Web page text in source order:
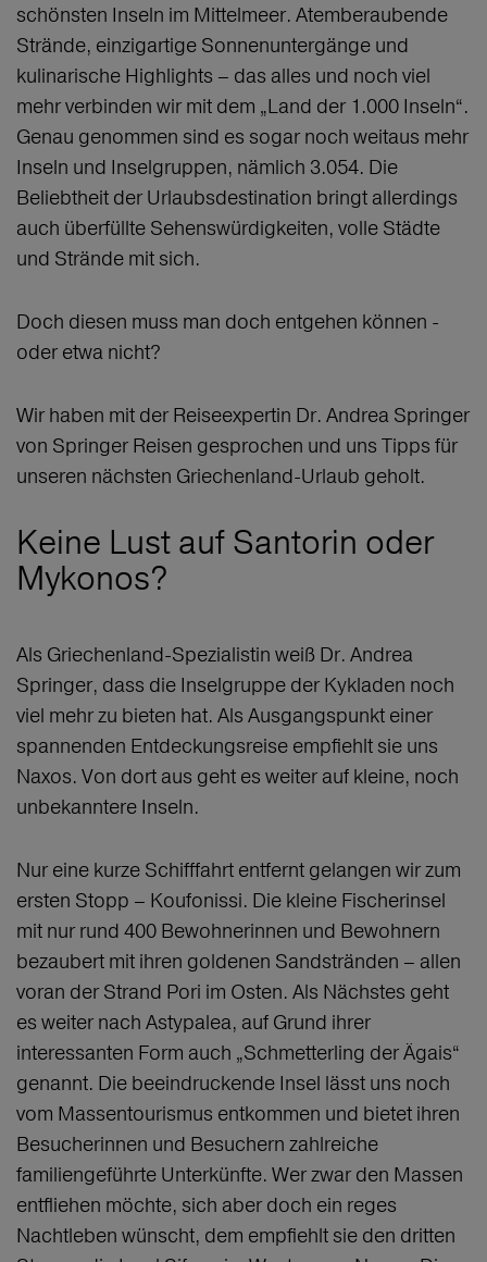
schönsten Inseln im Mittelmeer. Atemberaubende
Strände, einzigartige Sonnenuntergänge und
kulinarische Highlights – das alles und noch viel
mehr verbinden wir mit dem „Land der 1.000 Inseln“.
Genau genommen sind es sogar noch weitaus mehr
Inseln und Inselgruppen, nämlich 3.054. Die
Beliebtheit der Urlaubsdestination bringt allerdings
auch überfüllte Sehenswürdigkeiten, volle Städte
und Strände mit sich.
Doch diesen muss man doch entgehen können -
oder etwa nicht?
Wir haben mit der Reiseexpertin Dr. Andrea Springer
von Springer Reisen gesprochen und uns Tipps für
unseren nächsten Griechenland-Urlaub geholt.
Keine Lust auf Santorin oder
Mykonos?
Als Griechenland-Spezialistin weiß Dr. Andrea
Springer, dass die Inselgruppe der Kykladen noch
viel mehr zu bieten hat. Als Ausgangspunkt einer
spannenden Entdeckungsreise empfiehlt sie uns
Naxos. Von dort aus geht es weiter auf kleine, noch
unbekanntere Inseln.
Nur eine kurze Schifffahrt entfernt gelangen wir zum
ersten Stopp – Koufonissi. Die kleine Fischerinsel
mit nur rund 400 Bewohnerinnen und Bewohnern
bezaubert mit ihren goldenen Sandstränden – allen
voran der Strand Pori im Osten. Als Nächstes geht
es weiter nach Astypalea, auf Grund ihrer
interessanten Form auch „Schmetterling der Ägais“
genannt. Die beeindruckende Insel lässt uns noch
vom Massentourismus entkommen und bietet ihren
Besucherinnen und Besuchern zahlreiche
familiengeführte Unterkünfte. Wer zwar den Massen
entfliehen möchte, sich aber doch ein reges
Nachtleben wünscht, dem empfiehlt sie den dritten